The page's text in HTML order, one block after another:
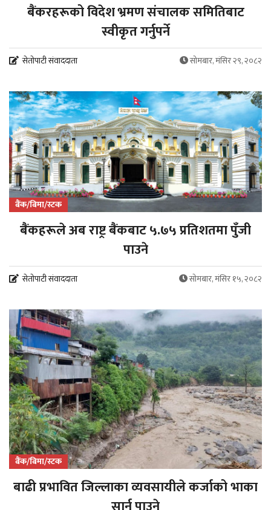
बैंकरहरूको विदेश भ्रमण संचालक समितिबाट
स्वीकृत गर्नुपर्ने
सेतोपाटी संवाददाता सोमबार, मंसिर २९, २०८२
बैंक/बिमा/स्टक
बैंकहरूले अब राष्ट्र बैंकबाट ५.७५ प्रतिशतमा पुँजी
पाउने
सेतोपाटी संवाददाता सोमबार, मंसिर १५, २०८२
बैंक/बिमा/स्टक
बाढी प्रभावित जिल्लाका व्यवसायीले कर्जाको भाका